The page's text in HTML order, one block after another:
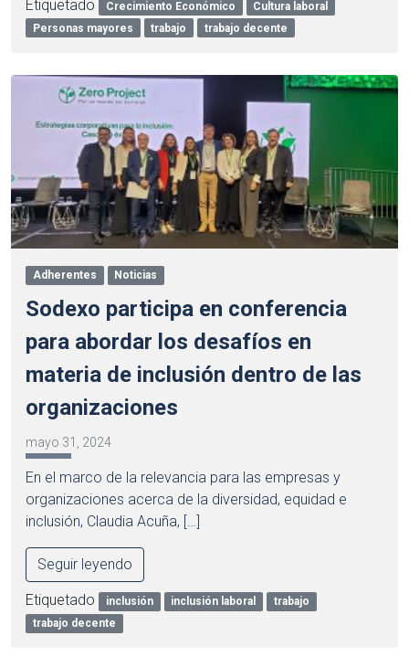
Etiquetado Crecimiento Económico
Cultura laboral
Personas mayores
trabajo trabajo decente
Adherentes Noticias
Sodexo participa en conferencia
para abordar los desafíos en
materia de inclusión dentro de las
organizaciones
mayo 31, 2024
En el marco de la relevancia para las empresas y
organizaciones acerca de la diversidad, equidad e
inclusión, Claudia Acuña, […]
Seguir leyendo
Etiquetado inclusión inclusión laboral
trabajo
trabajo decente